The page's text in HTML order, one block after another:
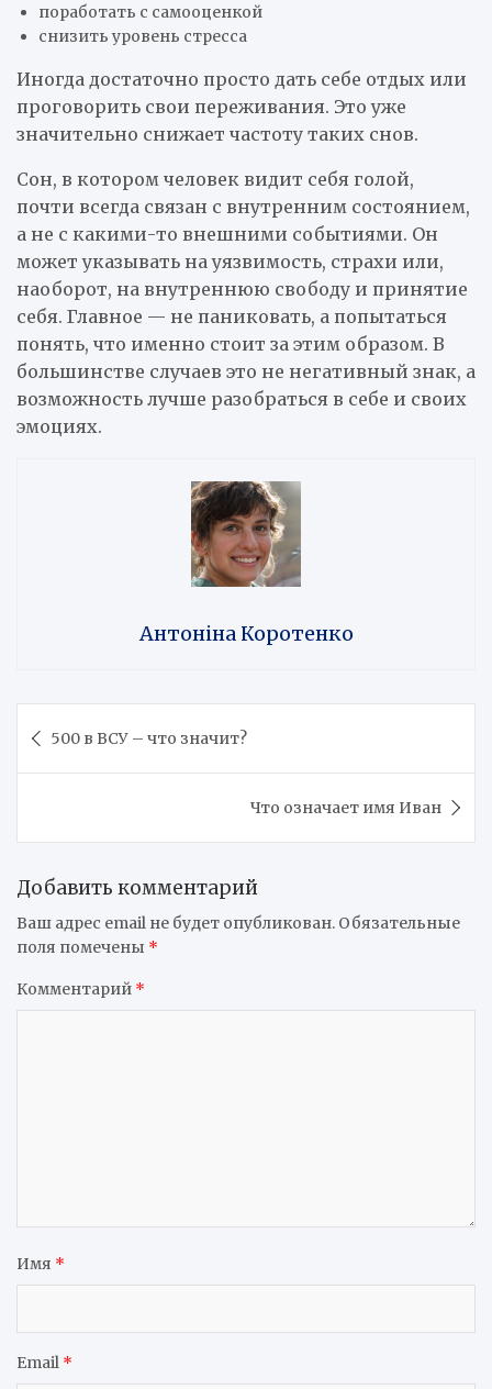
поработать с самооценкой
снизить уровень стресса
Иногда достаточно просто дать себе отдых или
проговорить свои переживания. Это уже
значительно снижает частоту таких снов.
Сон, в котором человек видит себя голой,
почти всегда связан с внутренним состоянием,
а не с какими-то внешними событиями. Он
может указывать на уязвимость, страхи или,
наоборот, на внутреннюю свободу и принятие
себя. Главное — не паниковать, а попытаться
понять, что именно стоит за этим образом. В
большинстве случаев это не негативный знак, а
возможность лучше разобраться в себе и своих
эмоциях.
Антоніна Коротенко
по 500 в ВСУ – что значит?
Что означает имя Иван
Добавить комментарий
Ваш адрес email не будет опубликован. Обязательные
поля помечены *
Комментарий *
Имя *
Email *